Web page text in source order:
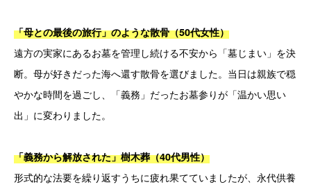
「母との最後の旅行」のような散骨（50代女性）
遠方の実家にあるお墓を管理し続ける不安から「墓じまい」を決
断。母が好きだった海へ還す散骨を選びました。当日は親族で穏
やかな時間を過ごし、「義務」だったお墓参りが「温かい思い
出」に変わりました。
「義務から解放された」樹木葬（40代男性）
形式的な法要を繰り返すうちに疲れ果てていましたが、永代供養